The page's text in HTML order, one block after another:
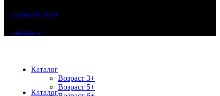
+7 (999) 999-99-99
info@info.ru
Каталог
Возраст 3+
Возраст 5+
Каталог